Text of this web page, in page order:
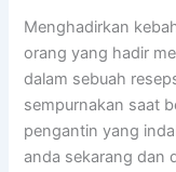
Menghadirkan
orang yang hadir
dalam sebuah
sempurnakan saat
pengantin yang
anda sekarang dan